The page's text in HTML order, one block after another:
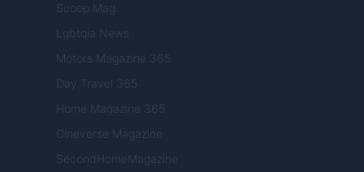
Scoop Mag
Lgbtqia News
Motors Magazine 365
Day Travel 365
Home Magazine 365
Cineverse Magazine
SecondHomeMagazine